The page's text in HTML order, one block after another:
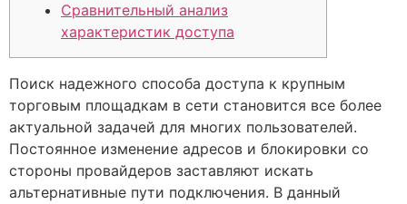
Сравнительный анализ
характеристик доступа
Поиск надежного способа доступа к крупным
торговым площадкам в сети становится все более
актуальной задачей для многих пользователей.
Постоянное изменение адресов и блокировки со
стороны провайдеров заставляют искать
альтернативные пути подключения. В данный